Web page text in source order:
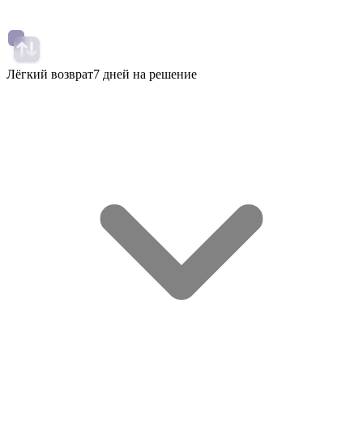
Лёгкий возврат7 дней на решение